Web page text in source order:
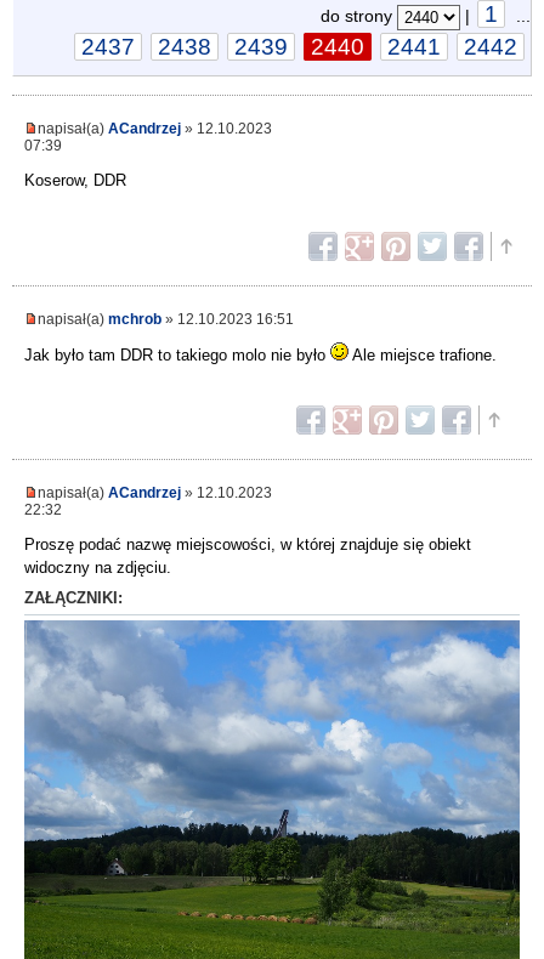
do strony
| 1
2437 2438 2439 2440 2441 2442
napisał(a) ACandrzej » 12.10.2023
07:39
Koserow, DDR
napisał(a) mchrob » 12.10.2023 16:51
Jak było tam DDR to takiego molo nie było Ale miejsce trafione.
napisał(a) ACandrzej » 12.10.2023
22:32
Proszę podać nazwę miejscowości, w której znajduje się obiekt
widoczny na zdjęciu.
ZAŁĄCZNIKI: